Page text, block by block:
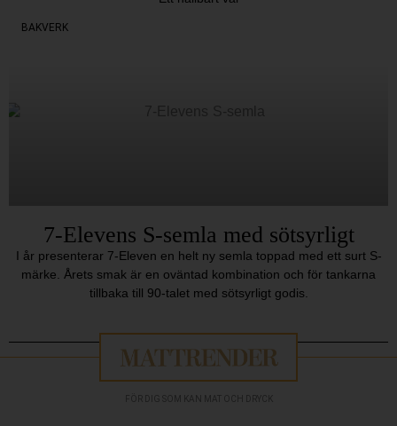
BAKVERK
7-Elevens S-semla med sötsyrligt
I år presenterar 7-Eleven en helt ny semla toppad med ett surt S-
märke. Årets smak är en oväntad kombination och för tankarna
tillbaka till 90-talet med sötsyrligt godis.
FÖR DIG SOM KAN MAT OCH DRYCK